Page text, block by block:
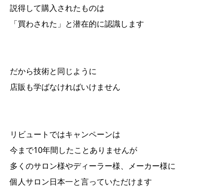
説得して購入されたものは
「買わされた」と潜在的に認識します
だから技術と同じように
店販も学ばなければいけません
リビュートではキャンペーンは
今まで10年間したことありませんが
多くのサロン様やディーラー様、メーカー様に
個人サロン日本一と言っていただけます